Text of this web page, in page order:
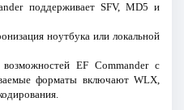
поддерживает SFV, MD5 и
ноутбука или локальной
EF Commander с
форматы включают WLX,